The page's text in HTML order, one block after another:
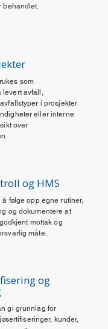
behandlet.
som
levert avfall,
i prosjekter
eller interne
over
og HMS
å følge opp egne rutiner,
og dokumentere at
mottak og
måte.
og
gi grunnlag for
kunder,